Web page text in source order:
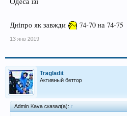
Дніпро як завжди 74-70 на 74-75
13 янв 2019
Tragladit
Активный беттор
Admin Kava сказал(а): ↑